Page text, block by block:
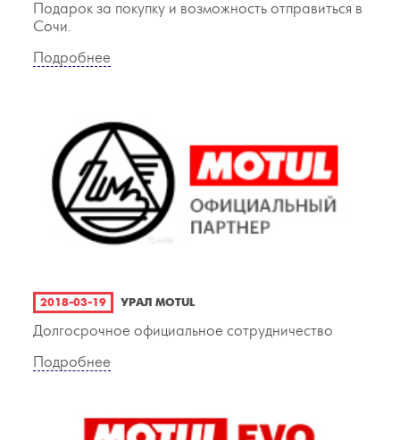
Подарок за покупку и возможность отправиться в
Сочи.
Подробнее
2018-03-19 УРАЛ MOTUL
Долгосрочное официальное сотрудничество
Подробнее